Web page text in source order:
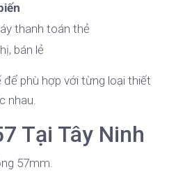
thanh toán thẻ
bán lẻ
phù hợp với từng loại thiết
nhau.
Tại Tây Ninh
57mm.